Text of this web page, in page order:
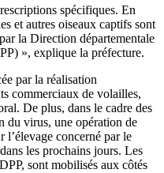
spécifiques. En
et autres oiseaux captifs sont
la Direction départementale
», explique la préfecture.
par la réalisation
commerciaux de volailles,
De plus, dans le cadre des
du virus, une opération de
l’élevage concerné par le
les prochains jours. Les
sont mobilisés aux côtés